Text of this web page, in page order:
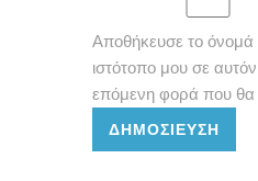
Αποθήκευσε το όνομά
ιστότοπο μου σε
επόμενη φορά που θα
ΔΗΜΟΣΊΕΥΣΗ